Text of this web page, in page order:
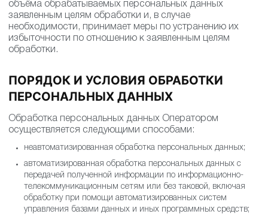
объёма обрабатываемых персональных данных
заявленным целям обработки и, в случае
необходимости, принимает меры по устранению их
избыточности по отношению к заявленным целям
обработки.
ПОРЯДОК И УСЛОВИЯ ОБРАБОТКИ
ПЕРСОНАЛЬНЫХ ДАННЫХ
Обработка персональных данных Оператором
осуществляется следующими способами:
неавтоматизированная обработка персональных данных;
автоматизированная обработка персональных данных с
передачей полученной информации по информационно-
телекоммуникационным сетям или без таковой, включая
обработку при помощи автоматизированных систем
управления базами данных и иных программных средств;